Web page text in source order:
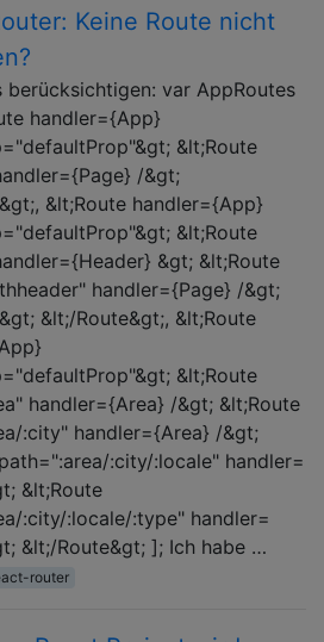
Keine Route nicht
berücksichtigen: var AppRoutes
handler={App}
&lt;Route
/&gt;
&lt;Route handler={App}
&lt;Route
&gt; &lt;Route
handler={Page} /&gt;
&lt;/Route&gt;, &lt;Route
&lt;Route
handler={Area} /&gt; &lt;Route
:city" handler={Area} /&gt;
:city/:locale" handler=
&lt;Route
:city/:locale/:type" handler=
&lt;/Route&gt; ]; Ich habe …
router